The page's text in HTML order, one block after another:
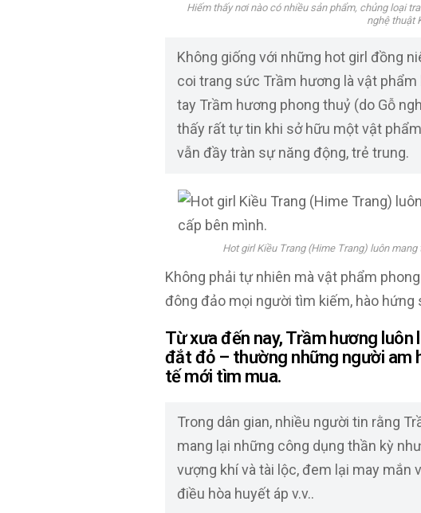
Hiếm thấy nơi nào có nhiều sản phẩm, chủng loại
nghệ thuật
Không giống với những hot girl đồng
coi trang sức Trầm hương là vật
tay Trầm hương phong thuỷ (do Gỗ
thấy rất tự tin khi sở hữu một vật
vẫn đầy tràn sự năng động, trẻ trung.
Hot girl Kiều Trang (Hime Trang) luôn
Không phải tự nhiên mà vật phẩm
đông đảo mọi người tìm kiếm, hào
Từ xưa đến nay, Trầm hương
đắt đỏ – thường những người am
tế mới tìm mua.
Trong dân gian, nhiều người tin rằng
mang lại những công dụng thần kỳ
vượng khí và tài lộc, đem lại may mắn
điều hòa huyết áp v.v..